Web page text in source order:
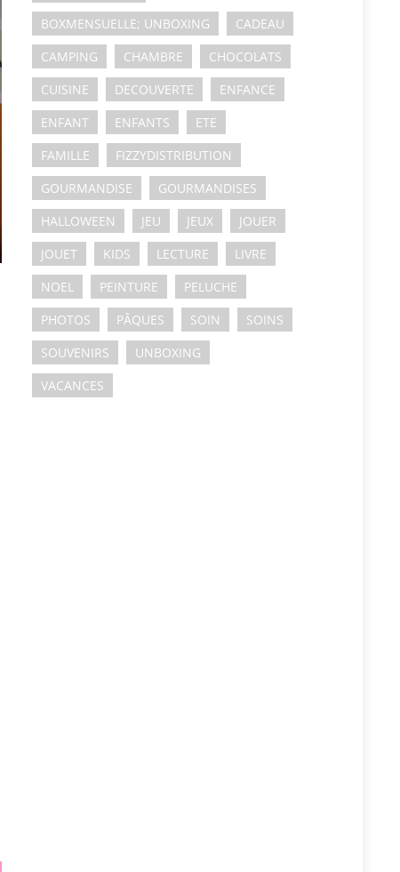
BOXMENSUELLE; UNBOXING
CADEAU
CAMPING
CHAMBRE
CHOCOLATS
CUISINE
DECOUVERTE
ENFANCE
ENFANT
ENFANTS
ETE
FAMILLE
FIZZYDISTRIBUTION
GOURMANDISE
GOURMANDISES
HALLOWEEN
JEU JEUX
JOUER
JOUET
KIDS LECTURE
LIVRE
NOEL
PEINTURE
PELUCHE
PHOTOS
PÂQUES SOIN
SOINS
SOUVENIRS
UNBOXING
VACANCES